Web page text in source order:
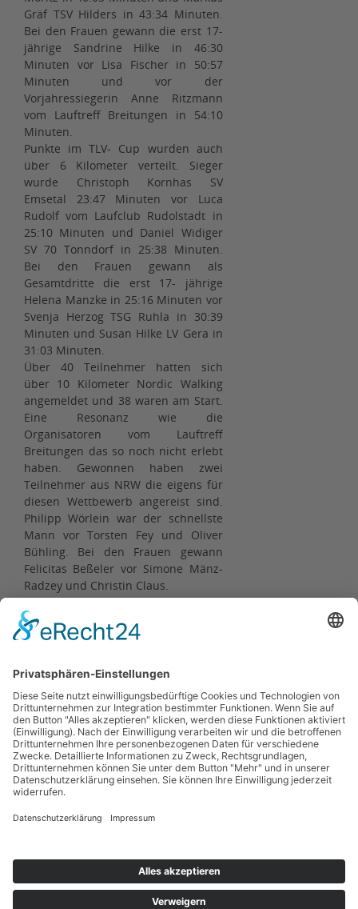
Gräf TSV Hilders in 43:34 Minuten.
Bei den Frauen gewann die erst 17-
jährige Sandrine Hilke in 46:30
Minuten vor Lisa Fischer in 50:57
Minuten und vor der
Vorjahressiegerin Anne Ritzmann
vom Lauftreff Breitungen in 54:10
Minuten.
Punkte im TLV- Cup wurden auch
über 6 Kilometer verteilt. Sieger
wurde Christoph Kornhas SV
Emsetal 23:47 Minuten vor Luca
Rudolf vom Laufclub Rudolstadt in
25:10 Minuten und Daniel Widiger
SV 70 Tonndorf in 25:38 Minuten.
Bei den Frauen gewann als
Gesamtdritte die erst 17- jährige
Helena Manzke in 25:16 Minuten vor
Svenja Herzog TSG Ruhla in 30:39
Minuten und Susan Hilke LV Gera in
31:03 Minuten.
Über 40 Teilnehmer hatten sich
über 10 Kilometer Nordic Walking
angemeldet und 38 waren am Start.
Eine Resonanz wie die
Organisatoren vom Lauftreff
Breitungen das so noch nicht erlebt
haben. Gewonnen haben zwei
Teilnehmer aus NRW die eigens für
diesen Wettbewerb angereist sind.
Philipp Wörlein war der schnellste
Mann vor Torsten Fey und Oliver
Bühling. Bei den Frauen gewann
Felicitas Beßeler vor Simone Mänz-
Radzey und Christin Claus.
Kinderläufe über 3 und 1 Kilometer
rundeten das Programm beim 22.
Breitunger Pleßlauf ab. Der 23.
23.08.2026 stattfinden.
Zurück
Kontakt Impressum